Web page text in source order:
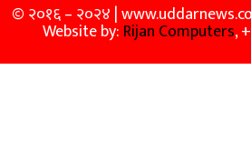
© २०१६ – २०२४ |
Website by: Rijan Computers,